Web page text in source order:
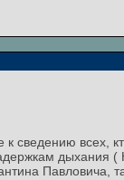
сведению всех,
дыхания
Павловича,